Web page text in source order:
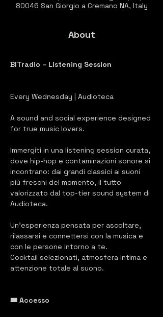
80046 San Giorgio a Cremano NA, Italy
About
BITradio – Listening Session
Every Wednesday | Audioteca
A sound and social experience designed
for true music lovers.
Immergiti in una listening session curata,
dove hip-hop e contaminazioni sonore si
incontrano: dai grandi classici ai suoni
più freschi del momento, il tutto
valorizzato dal top-tier sound system di
Audioteca.
Un’esperienza pensata per ascoltare,
rilassarsi e connettersi con la musica e
con le persone intorno a te.
Cocktail selezionati, atmosfera intima e
attenzione totale al suono.
🎟️ Accesso